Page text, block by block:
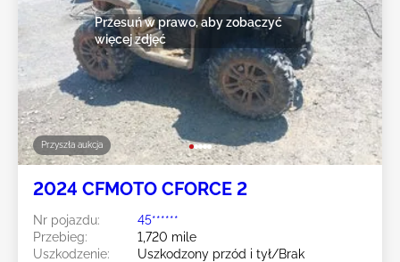
Przyszła aukcja
Przesuń w prawo, aby zobaczyć
więcej zdjęć
2024 CFMOTO CFORCE 2
Nr pojazdu:
45******
Przebieg:
1,720 mile
Uszkodzenie:
Uszkodzony przód i tył/Brak